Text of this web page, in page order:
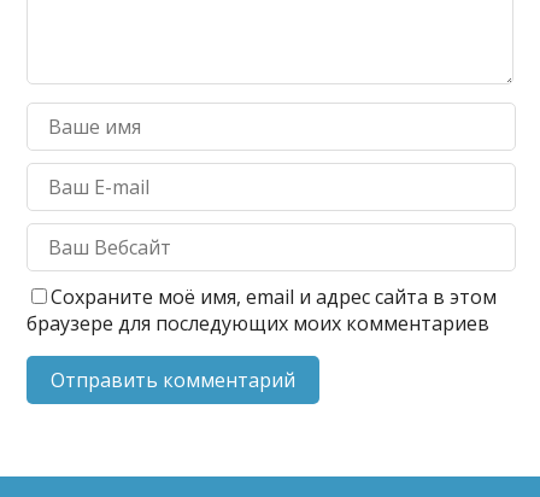
Сохраните моё имя, email и адрес сайта в этом
браузере для последующих моих комментариев